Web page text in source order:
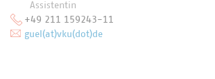
Assistentin
+49 211 159243-11
guel(at)vku(dot)de